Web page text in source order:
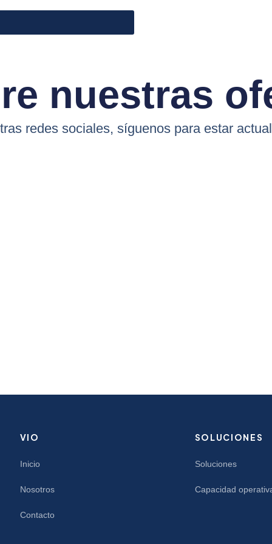
nuestras
redes sociales, síguenos para estar
VIO
Inicio
Nosotros
Contacto
SOLUCIONES
Soluciones
Capacidad